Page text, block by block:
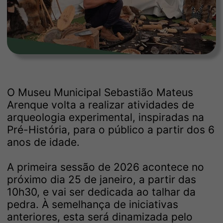
O Museu Municipal Sebastião Mateus
Arenque volta a realizar atividades de
arqueologia experimental, inspiradas na
Pré-História, para o público a partir dos 6
anos de idade.
A primeira sessão de 2026 acontece no
próximo dia 25 de janeiro, a partir das
10h30, e vai ser dedicada ao talhar da
pedra. À semelhança de iniciativas
anteriores, esta será dinamizada pelo